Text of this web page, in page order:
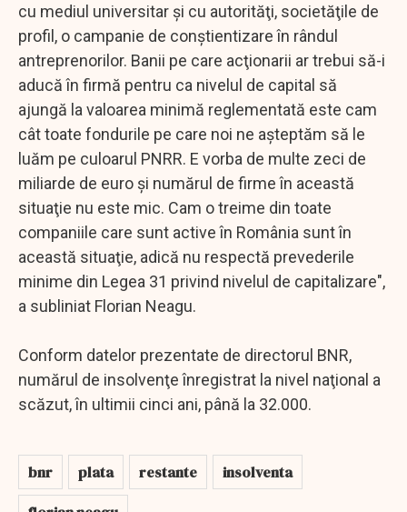
cu mediul universitar şi cu autorităţi, societăţile de
profil, o campanie de conştientizare în rândul
antreprenorilor. Banii pe care acţionarii ar trebui să-i
aducă în firmă pentru ca nivelul de capital să
ajungă la valoarea minimă reglementată este cam
cât toate fondurile pe care noi ne aşteptăm să le
luăm pe culoarul PNRR. E vorba de multe zeci de
miliarde de euro şi numărul de firme în această
situaţie nu este mic. Cam o treime din toate
companiile care sunt active în România sunt în
această situaţie, adică nu respectă prevederile
minime din Legea 31 privind nivelul de capitalizare",
a subliniat Florian Neagu.
Conform datelor prezentate de directorul BNR,
numărul de insolvenţe înregistrat la nivel naţional a
scăzut, în ultimii cinci ani, până la 32.000.
bnr plata restante
insolventa